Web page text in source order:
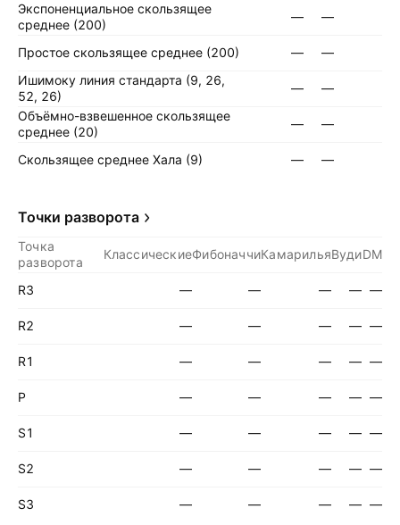
Экспоненциальное скользящее
среднее (200)
— —
Простое скользящее среднее (200) —
—
Ишимоку линия стандарта (9, 26,
52, 26)
—
—
Объёмно-взвешенное скользящее
среднее (20)
— —
Скользящее среднее Хала (9) — —
Точки разворота
Точка
разворота
КлассическиеФибоначчиКамарильяВудиDM
R3 — — — — —
R2 — — — — —
R1 — — — — —
P — — — — —
S1 — — — — —
S2 — — — — —
S3 — — — — —